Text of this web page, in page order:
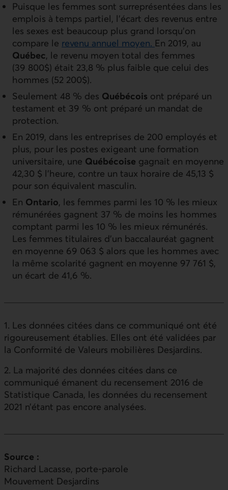
Puisque les femmes sont surreprésentées dans les
emplois à temps partiel, l’écart des revenus entre
les sexes est beaucoup plus grand lorsqu’on
compare le revenu annuel moyen. En 2019, au
Québec, le revenu moyen total des femmes
(39 800$) était 23,8 % plus faible que celui des
hommes (52 200$).
Seulement 48 % des Québécois ont préparé un
testament et 39 % ont préparé un mandat de
protection.
En 2019, dans les entreprises de 200 employés et
plus, pour les postes exigeant une formation
universitaire, une Québécoise gagnait en moyenne
42,30 $ l'heure, contre un taux horaire de 45,13 $
pour son équivalent masculin.
En Ontario, les femmes parmi les 10 % les mieux
rémunérées gagnent 37 % de moins les hommes
comptant parmi les 10 % les mieux rémunérés.
Les femmes titulaires d’un baccalauréat gagnent
en moyenne 69 063 $ alors que les hommes avec
la même scolarité gagnent en moyenne 97 761 $,
un écart de 41,6 %.
1. Les données citées dans ce communiqué ont été
rigoureusement établies. Elles ont été validées par
la Conformité de Valeurs mobilières Desjardins.
2. La majorité des données citées dans ce
communiqué émanent du recensement 2016 de
Statistique Canada, les données du recensement
2021 n’étant pas encore analysées.
Source :
Richard Lacasse, porte-parole
Mouvement Desjardins